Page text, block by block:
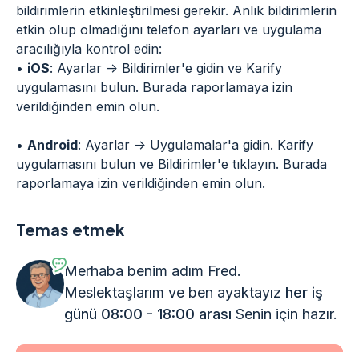
bildirimlerin etkinleştirilmesi gerekir. Anlık bildirimlerin
etkin olup olmadığını telefon ayarları ve uygulama
aracılığıyla kontrol edin:
• iOS: Ayarlar -> Bildirimler'e gidin ve Karify
uygulamasını bulun. Burada raporlamaya izin
verildiğinden emin olun.
• Android: Ayarlar -> Uygulamalar'a gidin. Karify
uygulamasını bulun ve Bildirimler'e tıklayın. Burada
raporlamaya izin verildiğinden emin olun.
Temas etmek
Merhaba benim adım Fred.
Meslektaşlarım ve ben ayaktayız her iş
günü 08:00 - 18:00 arası Senin için hazır.